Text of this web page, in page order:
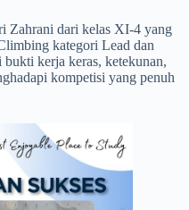
Zahrani dari kelas XI-4 yang
kategori Lead dan
kerja keras, ketekunan,
kompetisi yang penuh